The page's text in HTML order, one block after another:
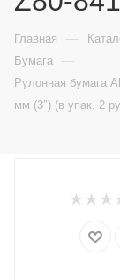
Главная —
Бумага —
Рулонная бумага
мм (3″) (в упак. 2